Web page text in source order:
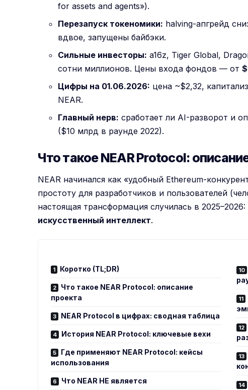
for assets and agents»).
Перезапуск токеномики: halving-апгрейд
вдвое, запущены байбэки.
Сильные инвесторы: a16z, Tiger Global,
сотни миллионов. Цены входа фондов — от
Цифры на 01.06.2026: цена ~$2,32,
NEAR.
Главный нерв: сработает ли AI-разворот и
($10 млрд в раунде 2022).
Что такое NEAR Protocol:
NEAR начинался как «удобный Ethereum-
простоту для разработчиков и пользователей
настоящая трансформация случилась в 2025–2026:
искусственный интеллект.
Коротко (TL;DR)
Что такое NEAR Protocol: описание
проекта
NEAR Protocol в цифрах: сводная таблица
История NEAR Protocol: ключевые вехи
Где применяют NEAR Protocol: кейсы
использования
Что NEAR НЕ является